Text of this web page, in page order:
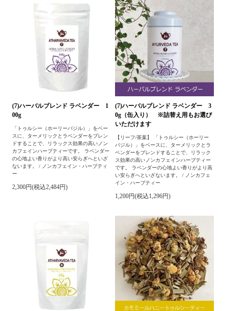
(7)ハーバルブレンド ラベンダー 1
00g
「トゥルシー（ホーリーバジル）」をベー
スに、ターメリックとラベンダーをブレン
ドすることで、リラックス効果の高いノン
カフェインハーブティーです。 ラベンダー
の心地よい香りがより高い安らぎへといざ
ないます。 / ノンカフェイン・ハーブティ
ー
2,300円(税込2,484円)
(7)ハーバルブレンド ラベンダー 3
0g（缶入り） ※詰替え用もお選び
いただけます
【リーフ/茶葉】 「トゥルシー（ホーリー
バジル）」をベースに、ターメリックとラ
ベンダーをブレンドすることで、リラック
ス効果の高いノンカフェインハーブティー
です。 ラベンダーの心地よい香りがより高
い安らぎへといざないます。 / ノンカフェ
イン・ハーブティー
1,200円(税込1,296円)